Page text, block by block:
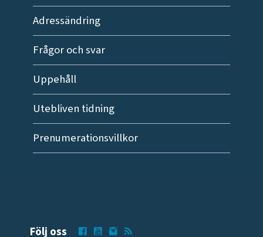
Adressändring
Frågor och svar
Uppehåll
Utebliven tidning
Prenumerationsvillkor
Följ oss